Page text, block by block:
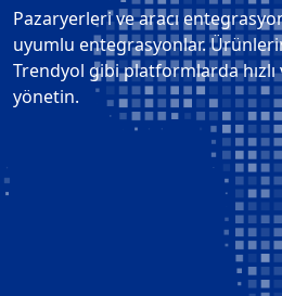
Pazaryerleri ve aracı
uyumlu entegrasyonlar.
Trendyol gibi platformlarda
yönetin.